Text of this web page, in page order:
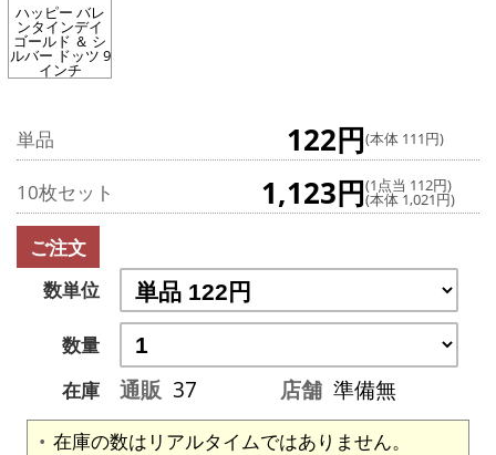
ハッピー バレ
ンタインデイ
ゴールド ＆ シ
ルバー ドッツ 9
インチ
単品 122円(本体 111円)
10枚セット 1,123円(1点当 112円)
(本体 1,021円)
ご注文
数単位
数量
在庫
通販 37 店舗 準備無
在庫の数はリアルタイムではありません。